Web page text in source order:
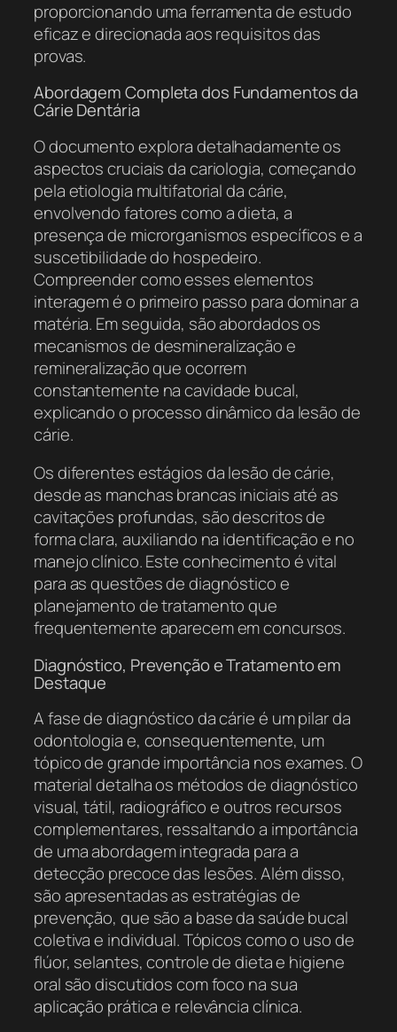
proporcionando uma ferramenta de estudo
eficaz e direcionada aos requisitos das
provas.
Abordagem Completa dos Fundamentos da
Cárie Dentária
O documento explora detalhadamente os
aspectos cruciais da cariologia, começando
pela etiologia multifatorial da cárie,
envolvendo fatores como a dieta, a
presença de microrganismos específicos e a
suscetibilidade do hospedeiro.
Compreender como esses elementos
interagem é o primeiro passo para dominar a
matéria. Em seguida, são abordados os
mecanismos de desmineralização e
remineralização que ocorrem
constantemente na cavidade bucal,
explicando o processo dinâmico da lesão de
cárie.
Os diferentes estágios da lesão de cárie,
desde as manchas brancas iniciais até as
cavitações profundas, são descritos de
forma clara, auxiliando na identificação e no
manejo clínico. Este conhecimento é vital
para as questões de diagnóstico e
planejamento de tratamento que
frequentemente aparecem em concursos.
Diagnóstico, Prevenção e Tratamento em
Destaque
A fase de diagnóstico da cárie é um pilar da
odontologia e, consequentemente, um
tópico de grande importância nos exames. O
material detalha os métodos de diagnóstico
visual, tátil, radiográfico e outros recursos
complementares, ressaltando a importância
de uma abordagem integrada para a
detecção precoce das lesões. Além disso,
são apresentadas as estratégias de
prevenção, que são a base da saúde bucal
coletiva e individual. Tópicos como o uso de
flúor, selantes, controle de dieta e higiene
oral são discutidos com foco na sua
aplicação prática e relevância clínica.